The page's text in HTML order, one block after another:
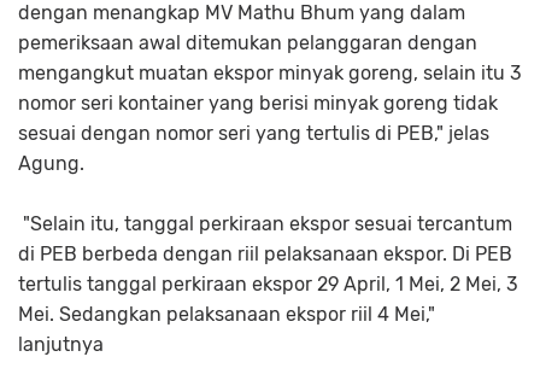
dengan menangkap MV Mathu Bhum yang dalam
pemeriksaan awal ditemukan pelanggaran dengan
mengangkut muatan ekspor minyak goreng, selain itu 3
nomor seri kontainer yang berisi minyak goreng tidak
sesuai dengan nomor seri yang tertulis di PEB," jelas
Agung.
"Selain itu, tanggal perkiraan ekspor sesuai tercantum
di PEB berbeda dengan riil pelaksanaan ekspor. Di PEB
tertulis tanggal perkiraan ekspor 29 April, 1 Mei, 2 Mei, 3
Mei. Sedangkan pelaksanaan ekspor riil 4 Mei,"
lanjutnya